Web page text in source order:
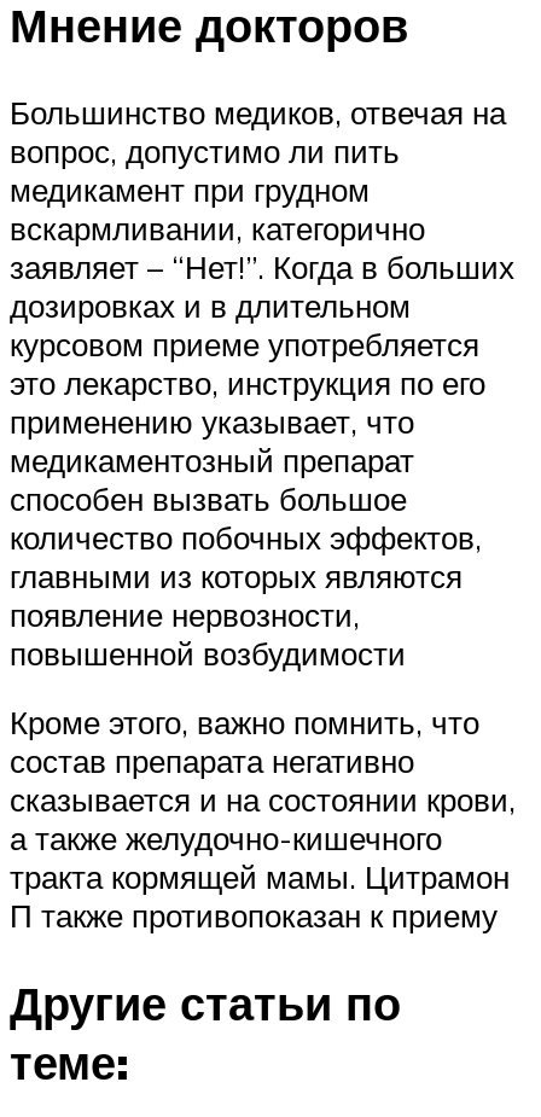
Мнение докторов
Большинство медиков, отвечая на
вопрос, допустимо ли пить
медикамент при грудном
вскармливании, категорично
заявляет – “Нет!”. Когда в больших
дозировках и в длительном
курсовом приеме употребляется
это лекарство, инструкция по его
применению указывает, что
медикаментозный препарат
способен вызвать большое
количество побочных эффектов,
главными из которых являются
появление нервозности,
повышенной возбудимости
Кроме этого, важно помнить, что
состав препарата негативно
сказывается и на состоянии крови,
а также желудочно-кишечного
тракта кормящей мамы. Цитрамон
П также противопоказан к приему
Другие статьи по
теме: